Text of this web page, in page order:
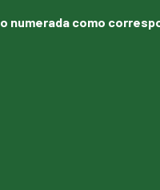
numerada como